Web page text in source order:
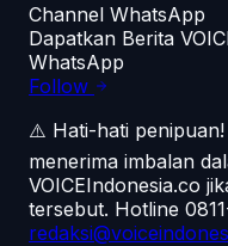
Channel WhatsApp
Dapatkan Berita
WhatsApp
Follow
⚠️ Hati-hati penipuan!
menerima imbalan
VOICEIndonesia.co
tersebut. Hotline